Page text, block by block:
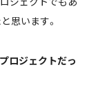
思います。
ロジェクトだっ